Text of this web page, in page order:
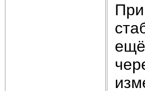
ещё